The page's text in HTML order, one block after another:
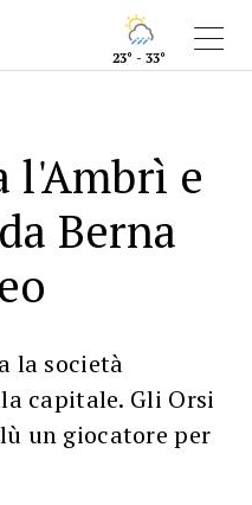
23° - 33°
l'Ambrì e
Berna
la società
capitale. Gli Orsi
un giocatore per